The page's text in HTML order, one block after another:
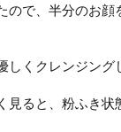
ので、半分のお顔
しくクレンジング
見ると、粉ふき状